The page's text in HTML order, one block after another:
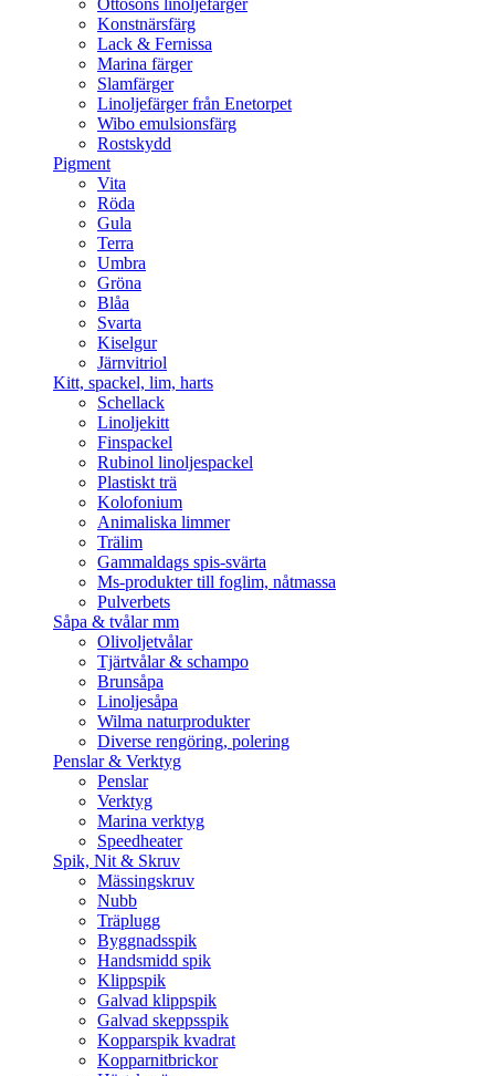
Ottosons linoljefärger
Konstnärsfärg
Lack & Fernissa
Marina färger
Slamfärger
Linoljefärger från Enetorpet
Wibo emulsionsfärg
Rostskydd
Pigment
Vita
Röda
Gula
Terra
Umbra
Gröna
Blåa
Svarta
Kiselgur
Järnvitriol
Kitt, spackel, lim, harts
Schellack
Linoljekitt
Finspackel
Rubinol linoljespackel
Plastiskt trä
Kolofonium
Animaliska limmer
Trälim
Gammaldags spis-svärta
Ms-produkter till foglim, nåtmassa
Pulverbets
Såpa & tvålar mm
Olivoljetvålar
Tjärtvålar & schampo
Brunsåpa
Linoljesåpa
Wilma naturprodukter
Diverse rengöring, polering
Penslar & Verktyg
Penslar
Verktyg
Marina verktyg
Speedheater
Spik, Nit & Skruv
Mässingskruv
Nubb
Träplugg
Byggnadsspik
Handsmidd spik
Klippspik
Galvad klippspik
Galvad skeppsspik
Kopparspik kvadrat
Kopparnitbrickor